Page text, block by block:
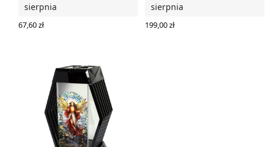
sierpnia
67,60zł
sierpnia
199,00zł